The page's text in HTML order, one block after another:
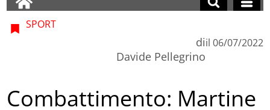
SPORT
di
Davide Pellegrino
il 06/07/2022
Combattimento: Martine